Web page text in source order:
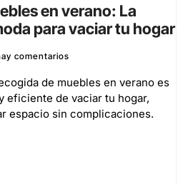
en verano: La
para vaciar tu hogar
comentarios
de muebles en verano es
eficiente de vaciar tu hogar,
espacio sin complicaciones.